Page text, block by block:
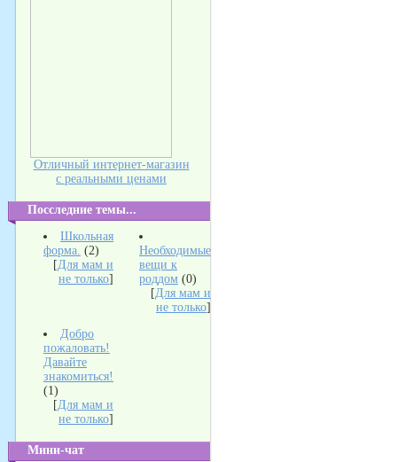
Отличный интернет-магазин
с реальными ценами
Посследние темы...
Школьная
форма. (2)
[Для мам и
не только]
Необходимые
вещи к
роддом (0)
[Для мам и
не только]
Добро
пожаловать!
Давайте
знакомиться!
(1)
[Для мам и
не только]
Мини-чат